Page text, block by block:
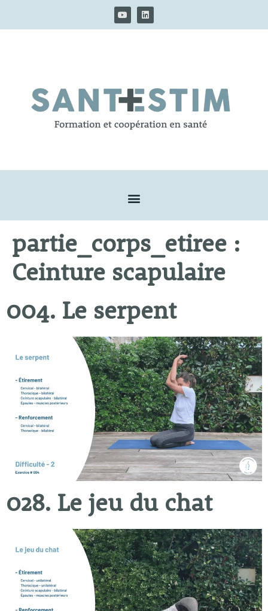
partie_corps_etiree :
Ceinture scapulaire
004. Le serpent
028. Le jeu du chat